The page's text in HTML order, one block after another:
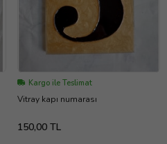
Kargo ile Teslimat
Vitray kapı numarası
150,00 TL